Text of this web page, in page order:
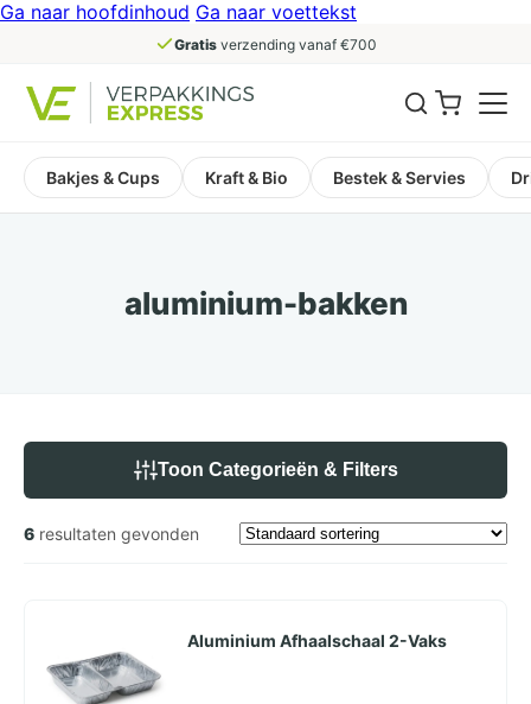
Ga naar hoofdinhoud Ga naar voettekst
Gratisverzending vanaf €700
Bakjes & Cups Kraft & Bio Bestek & Servies
aluminium-bakken
Toon Categorieën & Filters
6 resultaten gevonden
Aluminium Afhaalschaal 2-Vaks